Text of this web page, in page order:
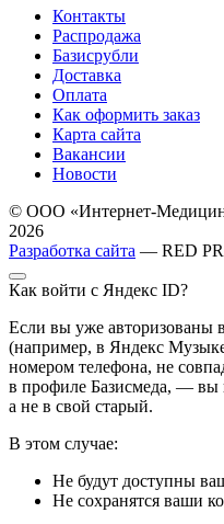
Контакты
Распродажа
Базисрубли
Доставка
Оплата
Как оформить заказ
Карта сайта
Вакансии
Новости
© ООО «Интернет-
2026
Разработка сайта — RED
Как войти с Яндекс ID?
Если вы уже авторизованы
(например, в Яндекс
номером телефона, не
в профиле Базисмеда, — вы
а не в свой старый.
В этом случае:
Не будут доступны
Не сохранятся ваши